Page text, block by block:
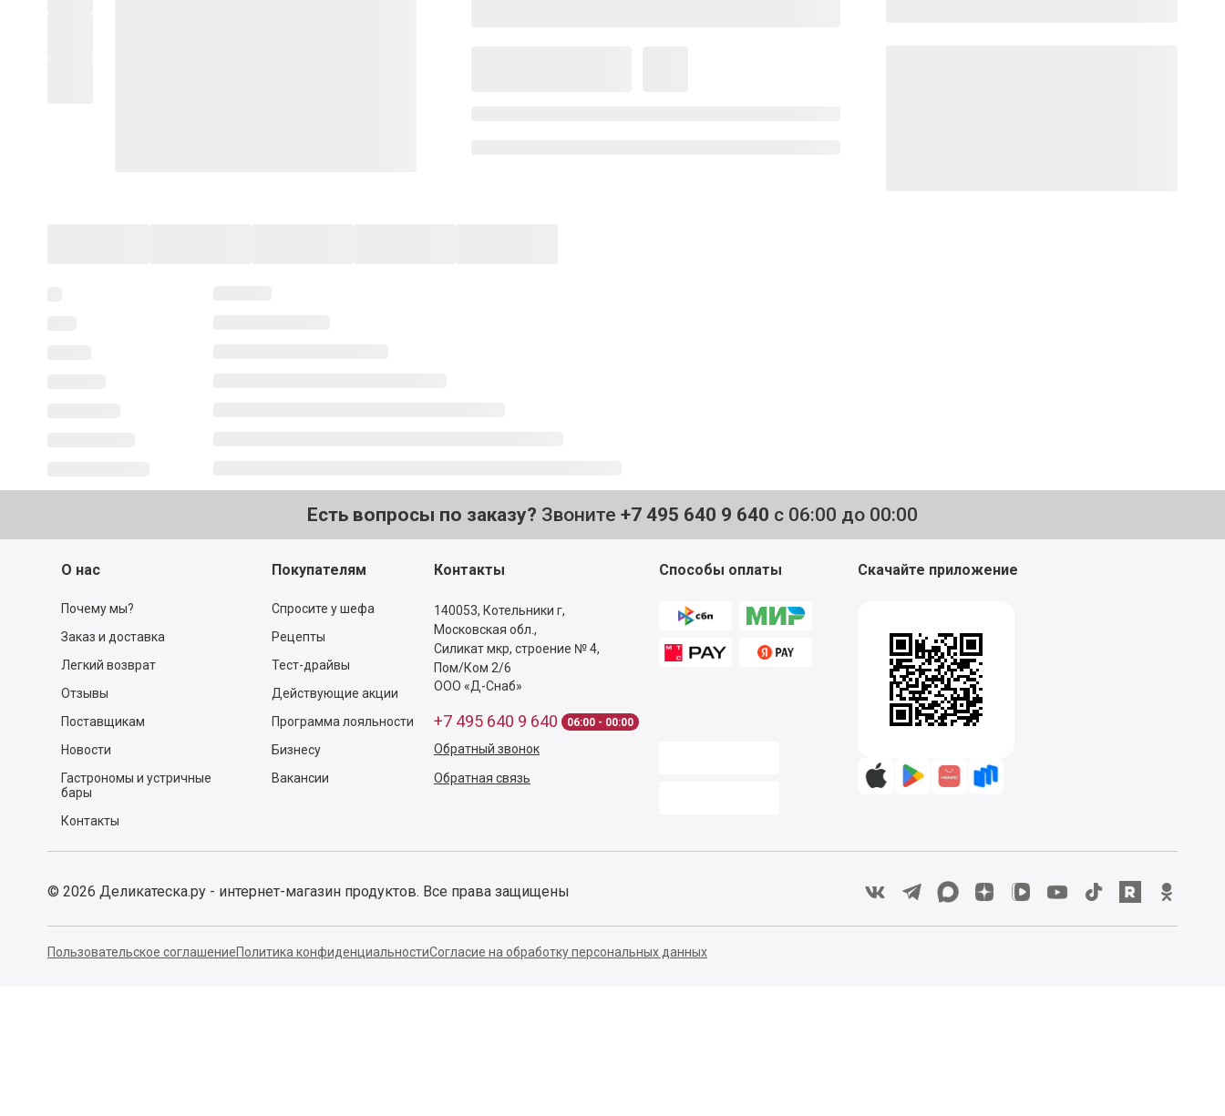
Есть вопросы по заказу? Звоните +7 495 640 9 640 с 06:00 до 00:00
О нас
Почему мы?
Заказ и доставка
Легкий возврат
Отзывы
Поставщикам
Новости
Гастрономы и устричные
бары
Контакты
Покупателям
Спросите у шефа
Рецепты
Тест-драйвы
Действующие акции
Программа лояльности
Бизнесу
Вакансии
Контакты
140053, Котельники г,
Московская обл.,
Силикат мкр, строение № 4,
Пом/Ком 2/6
ООО «Д-Снаб»
+7 495 640 9 640 06:00 - 00:00
Обратный звонок
Обратная связь
Способы оплаты Скачайте приложение
© 2026 Деликатеска.ру - интернет-магазин продуктов. Все права защищены
Пользовательское соглашениеПолитика конфиденциальностиСогласие на обработку персональных данных